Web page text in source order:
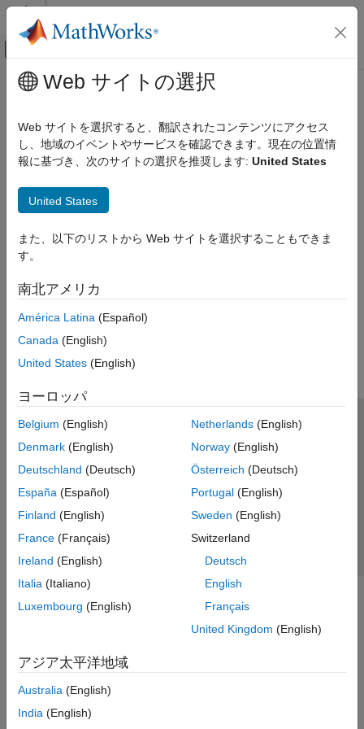
コンテンツへスキップ
オフキャンバス ナビゲーション メ
ドキュメンテーションのホーム
カテゴリ
5G Toolbox
Bluetooth Toolbox
Communications Toolbox
LTE Toolbox
Satellite Communications Toolbox
Wireless HDL Toolbox
Wireless Testbench
WLAN Toolbox
Signal Transmission
Signal Reception
Propagation Channel Models
Test and Measurement
AI, Positioning, and Sensing
Software-Defined Radio
Code Generation and Deployment
メインコンテンツ
How useful was this information?
Web サイトの選択
Web サイトを選択すると、翻訳されたコンテンツにアクセス
し、地域のイベントやサービスを確認できます。現在の位置情
報に基づき、次のサイトの選択を推奨します: United States
United States
また、以下のリストから Web サイトを選択することもできま
す。
南北アメリカ
América Latina (Español)
Canada (English)
United States (English)
ヨーロッパ
Belgium (English)
Denmark (English)
Deutschland (Deutsch)
España (Español)
Finland (English)
France (Français)
Ireland (English)
Italia (Italiano)
Luxembourg (English)
Netherlands(English)
Norway(English)
Österreich (Deutsch)
Portugal(English)
Sweden (English)
Switzerland
Deutsch
English
Français
United Kingdom (English)
アジア太平洋地域
Australia (English)
India (English)
トラストセンター
プライバシー ポリシー
違法コピー防止
アプリケーション ステータス
© 1994-2026 The MathWorks, Inc.